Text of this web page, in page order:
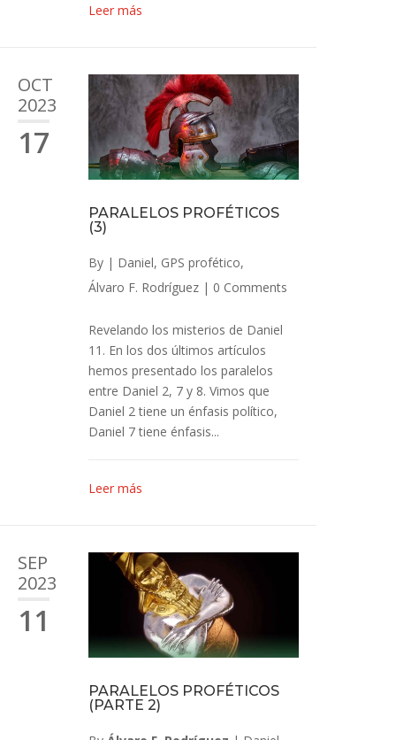
Leer más
OCT
2023
17
PARALELOS PROFÉTICOS
(3)
By | Daniel, GPS profético,
Álvaro F. Rodríguez | 0 Comments
Revelando los misterios de Daniel
11 . En los dos últimos artículos
hemos presentado los paralelos
entre Daniel 2, 7 y 8. Vimos que
Daniel 2 tiene un énfasis político,
Daniel 7tiene énfasis...
Leer más
SEP
2023
11
PARALELOS PROFÉTICOS
(PARTE 2)